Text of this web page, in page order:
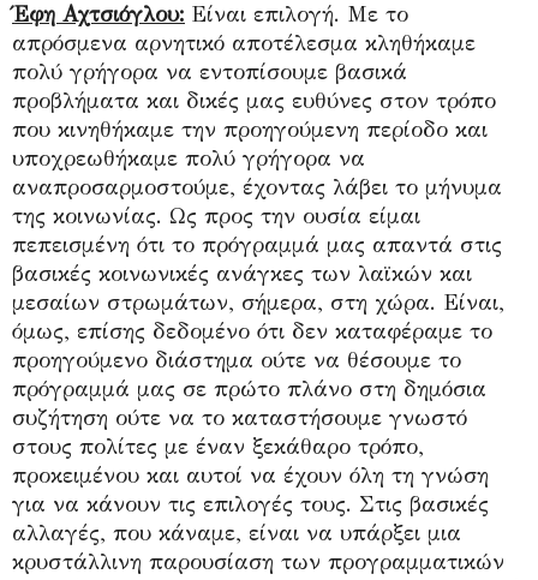
Έφη Αχτσιόγλου: Είναι επιλογή. Με το
απρόσμενα αρνητικό αποτέλεσμα κληθήκαμε
πολύ γρήγορα να εντοπίσουμε βασικά
προβλήματα και δικές μας ευθύνες στον τρόπο
που κινηθήκαμε την προηγούμενη περίοδο και
υποχρεωθήκαμε πολύ γρήγορα να
αναπροσαρμοστούμε, έχοντας λάβει το μήνυμα
της κοινωνίας. Ως προς την ουσία είμαι
πεπεισμένη ότι το πρόγραμμά μας απαντά στις
βασικές κοινωνικές ανάγκες των λαϊκών και
μεσαίων στρωμάτων, σήμερα, στη χώρα. Είναι,
όμως, επίσης δεδομένο ότι δεν καταφέραμε το
προηγούμενο διάστημα ούτε να θέσουμε το
πρόγραμμά μας σε πρώτο πλάνο στη δημόσια
συζήτηση ούτε να το καταστήσουμε γνωστό
στους πολίτες με έναν ξεκάθαρο τρόπο,
προκειμένου και αυτοί να έχουν όλη τη γνώση
για να κάνουν τις επιλογές τους. Στις βασικές
αλλαγές, που κάναμε, είναι να υπάρξει μια
κρυστάλλινη παρουσίαση των προγραμματικών